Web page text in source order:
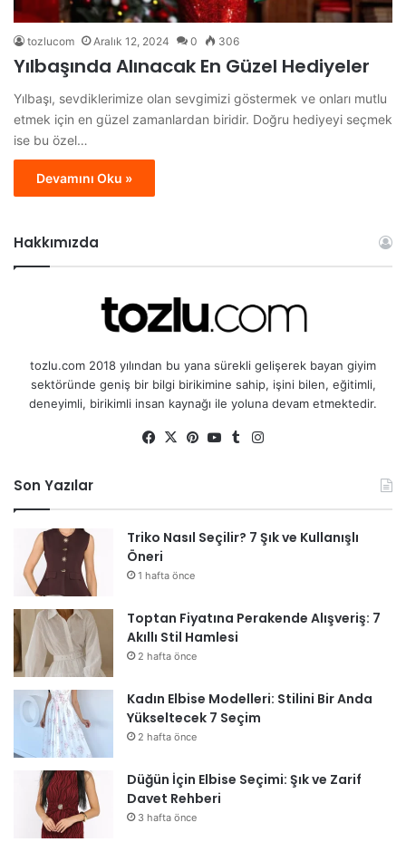
tozlucom Aralık 12, 2024 0 306
Yılbaşında Alınacak En Güzel Hediyeler
Yılbaşı, sevdiklerimize olan sevgimizi göstermek ve onları mutlu
etmek için en güzel zamanlardan biridir. Doğru hediyeyi seçmek
ise bu özel…
Devamını Oku »
Hakkımızda
tozlu.com 2018 yılından bu yana sürekli gelişerek bayan giyim
sektöründe geniş bir bilgi birikimine sahip, işini bilen, eğitimli,
deneyimli, birikimli insan kaynağı ile yoluna devam etmektedir.
Fa
X
Pin
Yo
Tu
Son Yazılar
Triko Nasıl Seçilir? 7 Şık ve Kullanışlı
Öneri
1 hafta önce
Toptan Fiyatına Perakende Alışveriş: 7
Akıllı Stil Hamlesi
2 hafta önce
Kadın Elbise Modelleri: Stilini Bir Anda
Yükseltecek 7 Seçim
2 hafta önce
Düğün İçin Elbise Seçimi: Şık ve Zarif
Davet Rehberi
3 hafta önce